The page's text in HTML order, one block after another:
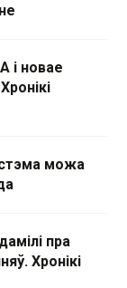
і новае
можа
пра
Хронікі